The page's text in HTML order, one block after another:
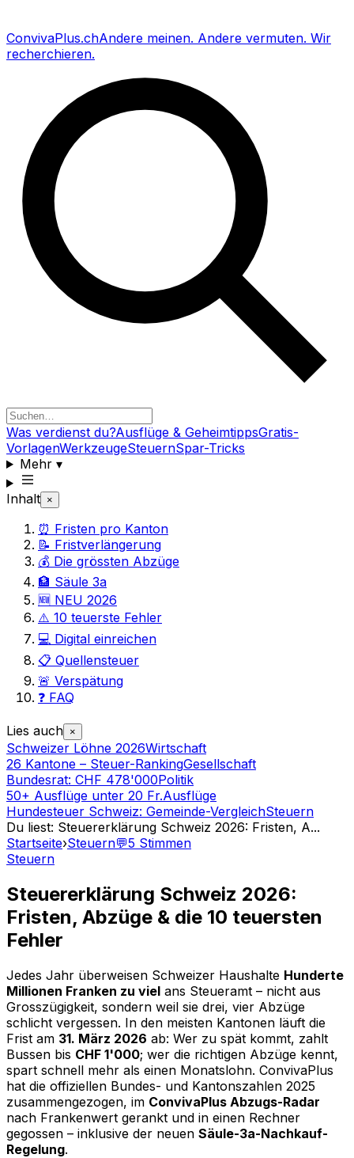
ConvivaPlus.chAndere meinen. Andere vermuten. Wir
recherchieren.
Was verdienst du?Ausflüge & GeheimtippsGratis-
VorlagenWerkzeugeSteuernSpar-Tricks
Mehr▾
Inhalt ×
⏰ Fristen pro Kanton
📝 Fristverlängerung
💰 Die grössten Abzüge
🏦 Säule 3a
🆕 NEU 2026
⚠️ 10 teuerste Fehler
💻 Digital einreichen
📋 Quellensteuer
🚨 Verspätung
❓ FAQ
Lies auch ×
Schweizer Löhne 2026Wirtschaft
26 Kantone – Steuer-RankingGesellschaft
Bundesrat: CHF 478'000Politik
50+ Ausflüge unter 20 Fr.Ausflüge
Hundesteuer Schweiz: Gemeinde-VergleichSteuern
Du liest: Steuererklärung Schweiz 2026: Fristen, A...
Startseite›Steuern💬5 Stimmen
Steuern
Steuererklärung Schweiz 2026:
Fristen, Abzüge & die 10 teuersten
Fehler
Jedes Jahr überweisen Schweizer Haushalte Hunderte
Millionen Franken zu viel ans Steueramt – nicht aus
Grosszügigkeit, sondern weil sie drei, vier Abzüge
schlicht vergessen. In den meisten Kantonen läuft die
Frist am 31. März 2026 ab: Wer zu spät kommt, zahlt
Bussen bis CHF 1'000; wer die richtigen Abzüge kennt,
spart schnell mehr als einen Monatslohn. ConvivaPlus
hat die offiziellen Bundes- und Kantonszahlen 2025
zusammengezogen, im ConvivaPlus Abzugs-Radar
nach Frankenwert gerankt und in einen Rechner
gegossen – inklusive der neuen Säule-3a-Nachkauf-
Regelung.